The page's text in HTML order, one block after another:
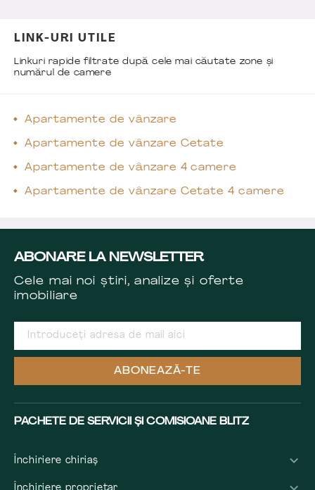
LINK-URI UTILE
Linkuri rapide filtrate după cele mai căutate zone și
numărul de camere
Apartamente de vânzare
Apartamente de vânzare Cetate
Apartamente de vânzare 4 camere
Apartamente de vânzare Cetate 4 camere
ABONARE LA NEWSLETTER
Cele mai noi știri, analize și oferte
imobiliare
ABONEAZĂ-TE
PACHETE DE SERVICII ȘI COMISIOANE BLITZ
Închiriere chiriaș